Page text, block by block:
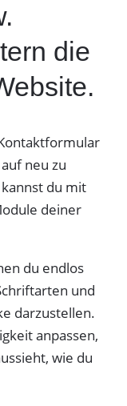
die
neu zu
du mit
deiner
du endlos
und
darzustellen.
anpassen,
wie du